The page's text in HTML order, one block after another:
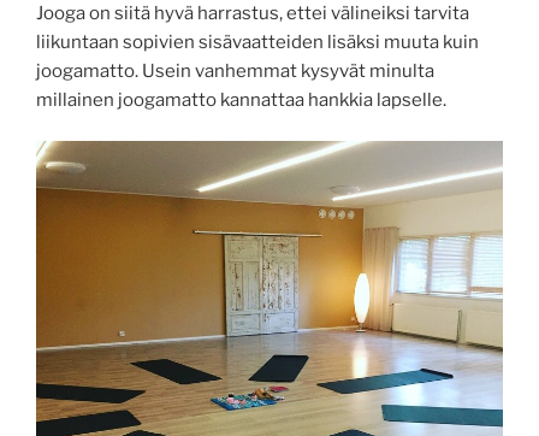
Jooga on siitä hyvä harrastus, ettei välineiksi tarvita
liikuntaan sopivien sisävaatteiden lisäksi muuta kuin
joogamatto. Usein vanhemmat kysyvät minulta
millainen joogamatto kannattaa hankkia lapselle.